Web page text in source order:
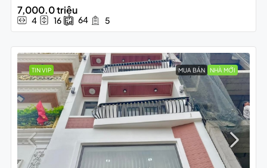
7,000.0 triệu
4 16 64 5
TIN VIP MUA BÁN NHÀ MỚI